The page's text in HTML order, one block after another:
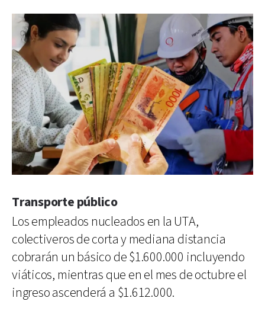
Transporte público
Los empleados nucleados en la UTA,
colectiveros de corta y mediana distancia
cobrarán un básico de $1.600.000 incluyendo
viáticos, mientras que en el mes de octubre el
ingreso ascenderá a $1.612.000.